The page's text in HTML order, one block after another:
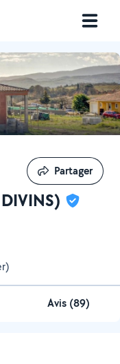
Partager
Partager
Avis (89)